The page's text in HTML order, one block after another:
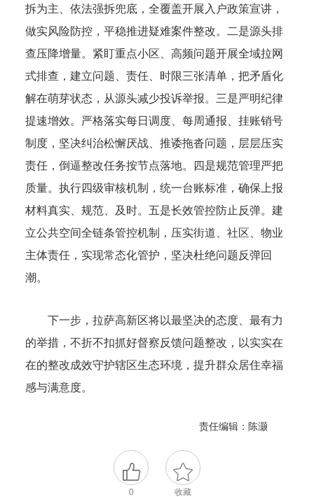
拆为主、依法强拆兜底，全覆盖开展入户政策宣讲，
做实风险防控，平稳推进疑难案件整改。二是源头排
查压降增量。紧盯重点小区、高频问题开展全域拉网
式排查，建立问题、责任、时限三张清单，把矛盾化
解在萌芽状态，从源头减少投诉举报。三是严明纪律
提速增效。严格落实每日调度、每周通报、挂账销号
制度，坚决纠治松懈厌战、推诿拖沓问题，层层压实
责任，倒逼整改任务按节点落地。四是规范管理严把
质量。执行四级审核机制，统一台账标准，确保上报
材料真实、规范、及时。五是长效管控防止反弹。建
立公共空间全链条管控机制，压实街道、社区、物业
主体责任，实现常态化管护，坚决杜绝问题反弹回
潮。
下一步，拉萨高新区将以最坚决的态度、最有力
的举措，不折不扣抓好督察反馈问题整改，以实实在
在的整改成效守护辖区生态环境，提升群众居住幸福
感与满意度。
责任编辑：陈灏
0 收藏